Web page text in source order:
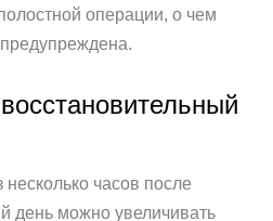
операции, о чем
часов после
день можно увеличивать